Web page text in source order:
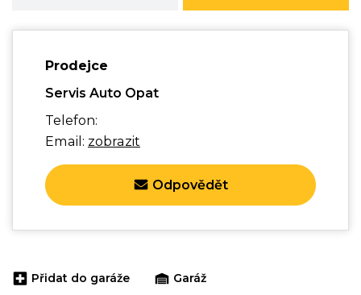
Prodejce
Servis Auto Opat
Telefon:
Email: zobrazit
Odpovědět
Přidat do garáže
Garáž